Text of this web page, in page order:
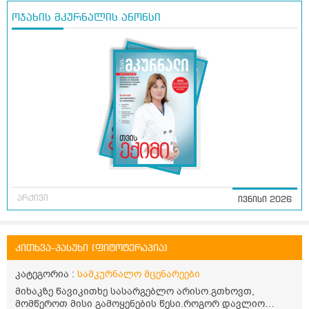
ოჯახის მკურნალის ანონსი
არქივი ივნისი 2026
კითხვა-პასუხი (ფიტოტერაპია)
კატეგორია : სამკურნალო მცენარეები
მიხაკზე წავიკითხე სასარგებლო არისო.გთხოვთ,
მომწეროთ მისი გამოყენების წესი.როგორ დავლიო